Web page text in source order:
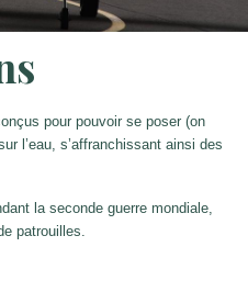
pour pouvoir se poser (on
l’eau, s’affranchissant ainsi des
la seconde guerre mondiale,
patrouilles.